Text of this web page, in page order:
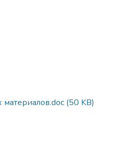
(50 KB)